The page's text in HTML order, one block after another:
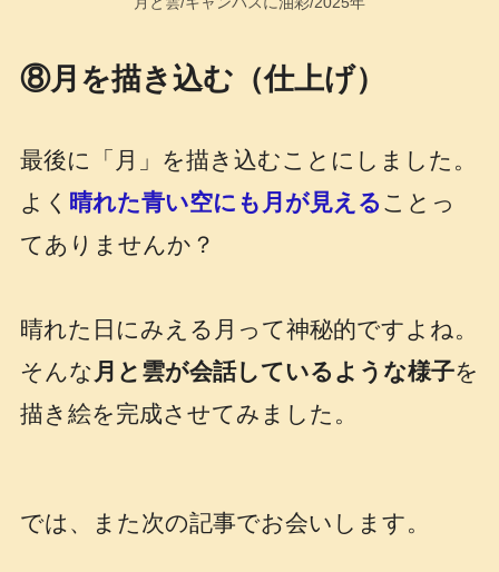
⑧月を描き込む（仕上げ）
最後に「月」を描き込むことにしました。
よく 晴れた青い空にも月が見える ことっ
てありませんか？
晴れた日にみえる月って神秘的ですよね。
そんな 月と雲が会話しているような様子を
描き絵を完成させてみました。
では、また次の記事でお会いします。